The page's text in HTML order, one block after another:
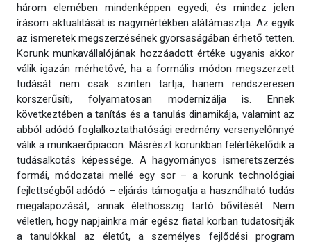
három elemében mindenképpen egyedi, és mindez jelen
írásom aktualitását is nagymértékben alátámasztja. Az egyik
az ismeretek megszerzésének gyorsaságában érhető tetten.
Korunk munkavállalójának hozzáadott értéke ugyanis akkor
válik igazán mérhetővé, ha a formális módon megszerzett
tudását nem csak szinten tartja, hanem rendszeresen
korszerűsíti, folyamatosan modernizálja is. Ennek
következtében a tanítás és a tanulás dinamikája, valamint az
abból adódó foglalkoztathatósági eredmény versenyelőnnyé
válik a munkaerőpiacon. Másrészt korunkban felértékelődik a
tudásalkotás képessége. A hagyományos ismeretszerzés
formái, módozatai mellé egy sor – a korunk technológiai
fejlettségből adódó – eljárás támogatja a használható tudás
megalapozását, annak élethosszig tartó bővítését. Nem
véletlen, hogy napjainkra már egész fiatal korban tudatosítják
a tanulókkal az életút, a személyes fejlődési program